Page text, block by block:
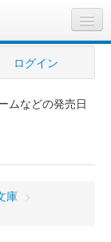
ログイン
ムなどの発売日
庫 >